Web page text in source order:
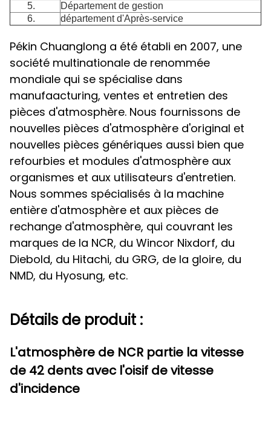
5.
Département de gestion
6.
département d'Après-service
Pékin Chuanglong a été établi en 2007, une
société multinationale de renommée
mondiale qui se spécialise dans
manufaacturing, ventes et entretien des
pièces d'atmosphère. Nous fournissons de
nouvelles pièces d'atmosphère d'original et
nouvelles pièces génériques aussi bien que
refourbies et modules d'atmosphère aux
organismes et aux utilisateurs d'entretien.
Nous sommes spécialisés à la machine
entière d'atmosphère et aux pièces de
rechange d'atmosphère, qui couvrant les
marques de la NCR, du Wincor Nixdorf, du
Diebold, du Hitachi, du GRG, de la gloire, du
NMD, du Hyosung, etc.
Détails de produit :
L'atmosphère de NCR partie la vitesse
de 42 dents avec l'oisif de vitesse
d'incidence